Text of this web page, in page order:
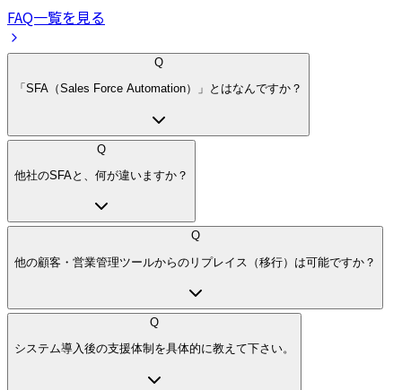
FAQ一覧を見る
Q
「SFA（Sales Force Automation）」とはなんですか？
Q
他社のSFAと、何が違いますか？
Q
他の顧客・営業管理ツールからのリプレイス（移行）は可能ですか？
Q
システム導入後の支援体制を具体的に教えて下さい。